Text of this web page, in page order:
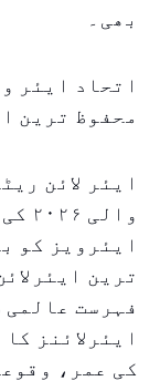
بھی۔
محفوظ ترین
ایئر لائن
ایئرویز کو
ترین
ایئرلائنز
کی عمر،